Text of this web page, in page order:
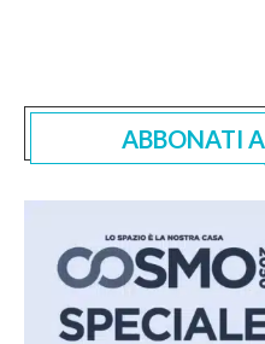
ABBONATI